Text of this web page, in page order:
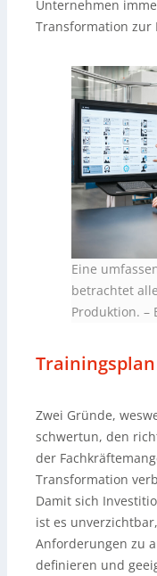
Unternehmen
Transformation zur
Eine
betrachtet
Produktion. –
Zwei Gründe,
schwertun, den
der
Transformation
Damit sich
ist es
Anforderungen zu
definieren und